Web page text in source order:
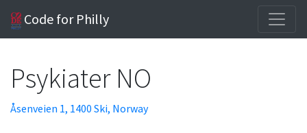
Code for Philly
Psykiater NO
Åsenveien 1, 1400 Ski, Norway